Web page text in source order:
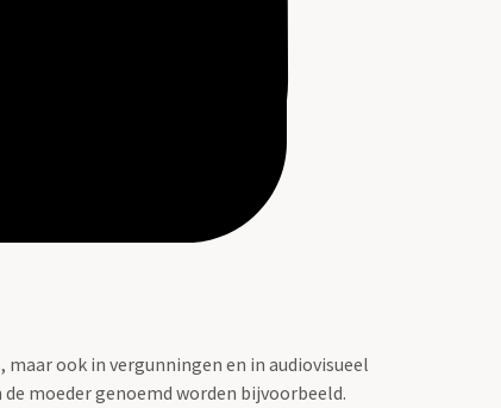
ook in vergunningen en in audiovisueel
moeder genoemd worden bijvoorbeeld.